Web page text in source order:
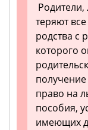
теряют
родства с
которого
право на
пособия,
имеющих